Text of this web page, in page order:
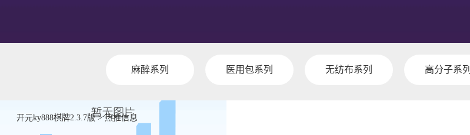
麻醉系列 医用包系列 无纺布系列 高分子系列
开元ky888棋牌2.3.7版>热推信息